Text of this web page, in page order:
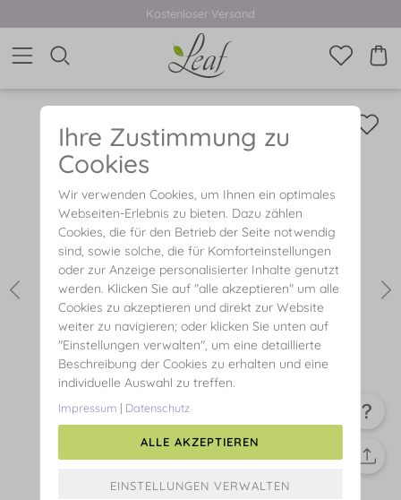
Kostenloser Versand
Ihre Zustimmung zu
Cookies
Wir verwenden Cookies, um Ihnen ein optimales
Webseiten-Erlebnis zu bieten. Dazu zählen
Cookies, die für den Betrieb der Seite notwendig
sind, sowie solche, die für Komforteinstellungen
oder zur Anzeige personalisierter Inhalte genutzt
werden. Klicken Sie auf "alle akzeptieren" um alle
Cookies zu akzeptieren und direkt zur Website
weiter zu navigieren; oder klicken Sie unten auf
"Einstellungen verwalten", um eine detaillierte
Beschreibung der Cookies zu erhalten und eine
individuelle Auswahl zu treffen.
Impressum | Datenschutz
ALLE AKZEPTIEREN